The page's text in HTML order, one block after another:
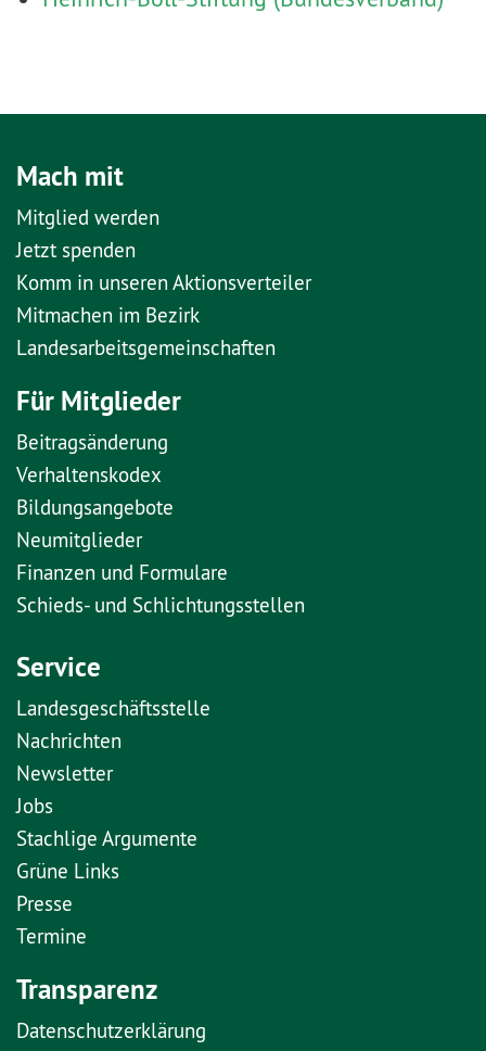
Mach mit
Mitglied werden
Jetzt spenden
Komm in unseren Aktionsverteiler
Mitmachen im Bezirk
Landesarbeitsgemeinschaften
Für Mitglieder
Beitragsänderung
Verhaltenskodex
Bildungsangebote
Neumitglieder
Finanzen und Formulare
Schieds- und Schlichtungsstellen
Service
Landesgeschäftsstelle
Nachrichten
Newsletter
Jobs
Stachlige Argumente
Grüne Links
Presse
Termine
Transparenz
Datenschutzerklärung